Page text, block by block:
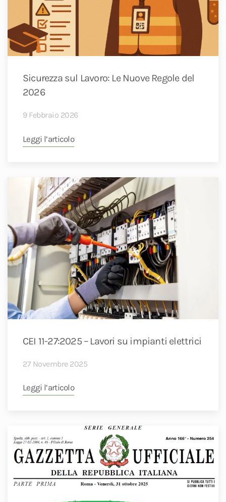
Sicurezza sul Lavoro: Le Nuove Regole del
2026
9 Febbraio 2026
Leggi l’articolo
CEI 11-27:2025 – Lavori su impianti elettrici
27 Novembre 2025
Leggi l’articolo